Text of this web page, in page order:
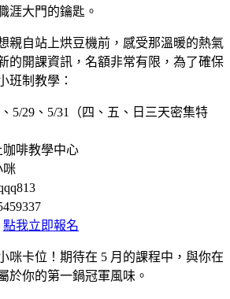
涯大門的鑰匙。
親自站上烘豆機前，感受那溫暖的熱氣
的開課資訊，名額非常有限，為了確保
班制教學：
5/29、5/31（四、五、日三天密集特
咖啡教學中心
咪
點我立即報名
咪卡位！期待在 5 月的課程中，與你在
於你的第一鍋冠軍風味。